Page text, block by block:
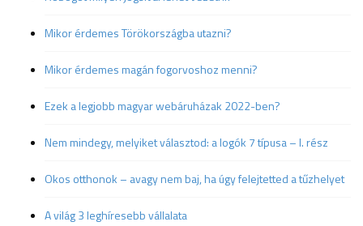
Mikor érdemes Törökországba utazni?
Mikor érdemes magán fogorvoshoz menni?
Ezek a legjobb magyar webáruházak 2022-ben?
Nem mindegy, melyiket választod: a logók 7 típusa – I. rész
Okos otthonok – avagy nem baj, ha úgy felejtetted a tűzhelyet
A világ 3 leghíresebb vállalata